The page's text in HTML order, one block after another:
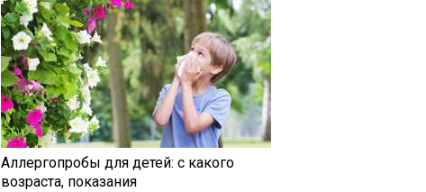
Аллергопробы для детей: с какого
возраста, показания